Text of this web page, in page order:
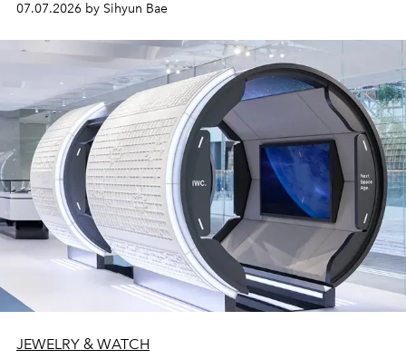
07.07.2026 by Sihyun Bae
JEWELRY & WATCH